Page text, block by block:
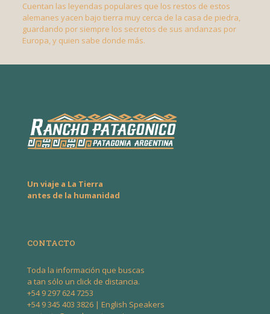
Cuentan las leyendas populares que los restos de estos
alemanes yacen bajo tierra muy cerca de la casa de piedra,
guardando por siempre los secretos de sus andanzas por
Europa, y quien sabe donde más.
Un viaje a La Tierra
antes de la humanidad
CONTACTO
Toda la información que buscas
a tan sólo un click de distancia.
+54 9 297 624 7253
+54 9 345 403 3826 | English Speakers